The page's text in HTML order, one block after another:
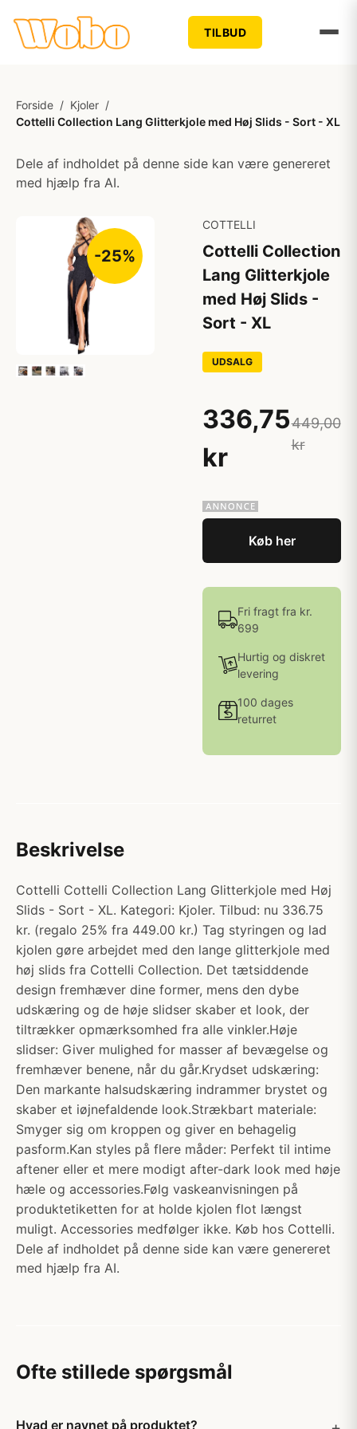
TILBUD
Forside / Kjoler /
Cottelli Collection Lang Glitterkjole med Høj Slids - Sort - XL
Dele af indholdet på denne side kan være genereret
med hjælp fra AI.
-25%
COTTELLI
Cottelli Collection
Lang Glitterkjole
med Høj Slids -
Sort - XL
UDSALG
336,75
kr
449,00
kr
Køb her
Fri fragt fra kr.
699
Hurtig og diskret
levering
100 dages
returret
Beskrivelse
Cottelli Cottelli Collection Lang Glitterkjole med Høj
Slids - Sort - XL. Kategori: Kjoler. Tilbud: nu 336.75
kr. (regalo 25% fra 449.00 kr.) Tag styringen og lad
kjolen gøre arbejdet med den lange glitterkjole med
høj slids fra Cottelli Collection. Det tætsiddende
design fremhæver dine former, mens den dybe
udskæring og de høje slidser skaber et look, der
tiltrækker opmærksomhed fra alle vinkler.Høje
slidser: Giver mulighed for masser af bevægelse og
fremhæver benene, når du går.Krydset udskæring:
Den markante halsudskæring indrammer brystet og
skaber et iøjnefaldende look.Strækbart materiale:
Smyger sig om kroppen og giver en behagelig
pasform.Kan styles på flere måder: Perfekt til intime
aftener eller et mere modigt after-dark look med høje
hæle og accessories.Følg vaskeanvisningen på
produktetiketten for at holde kjolen flot længst
muligt. Accessories medfølger ikke. Køb hos Cottelli.
Dele af indholdet på denne side kan være genereret
med hjælp fra AI.
Ofte stillede spørgsmål
Hvad er navnet på produktet?